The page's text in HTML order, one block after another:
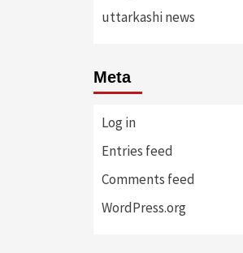
uttarkashi news
Meta
Log in
Entries feed
Comments feed
WordPress.org